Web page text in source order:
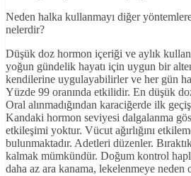
Neden halka kullanmayı diğer
nelerdir?
Düşük doz hormon içeriği ve aylık
yoğun gündelik hayatı için uygun bir
kendilerine uygulayabilirler ve her gün
Yüzde 99 oranında etkilidir. En düşük
Oral alınmadığından karaciğerde ilk
Kandaki hormon seviyesi dalgalanma
etkileşimi yoktur. Vücut ağırlığını
bulunmaktadır. Adetleri düzenler.
kalmak mümkündür. Doğum kontrol
daha az ara kanama, lekelenmeye neden